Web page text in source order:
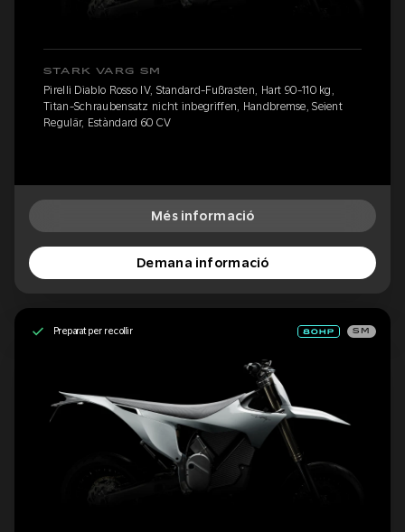
STARK VARG SM
Pirelli Diablo Rosso IV, Standard-Fußrasten, Hart 90-110 kg,
Titan-Schraubensatz nicht inbegriffen, Handbremse, Seient
Regulär, Estàndard 60 CV
Més informació
Demana informació
Preparat per recollir SM